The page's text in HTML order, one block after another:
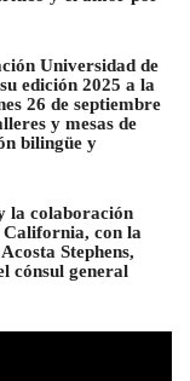
Universidad de
edición 2025 a la
26 de septiembre
y mesas de
bilingüe y
la colaboración
California, con la
Stephens,
cónsul general